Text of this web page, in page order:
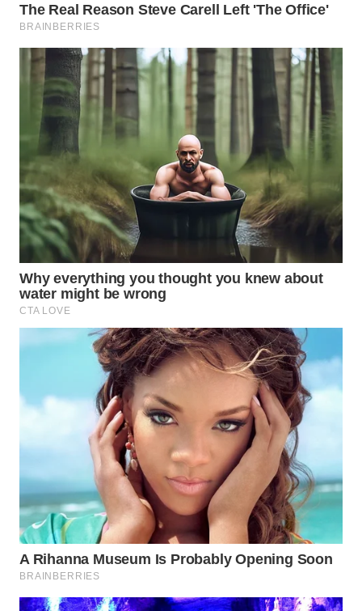
WN
TAPANULI
UTARA
SAMOSIR
WN
PADANG
LAWAS
WN
SUMEDANG
WN
CIANJUR
SERIBU
TANGERANG
WN
BINJAI
WN
CIREBON